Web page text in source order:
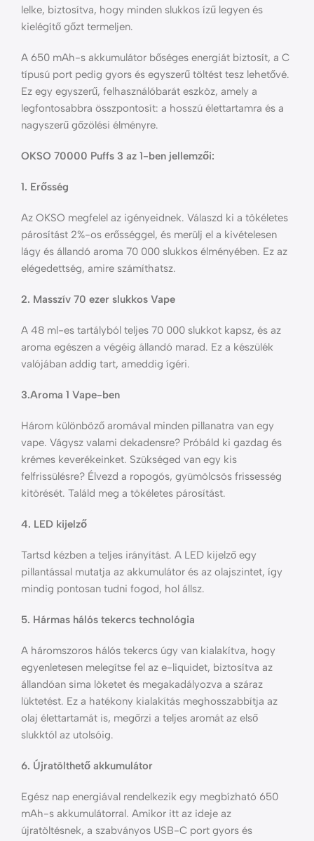
lelke, biztosítva, hogy minden slukkos ízű legyen és
kielégítő gőzt termeljen.
A 650 mAh-s akkumulátor bőséges energiát biztosít, a C
típusú port pedig gyors és egyszerű töltést tesz lehetővé.
Ez egy egyszerű, felhasználóbarát eszköz, amely a
legfontosabbra összpontosít: a hosszú élettartamra és a
nagyszerű gőzölési élményre.
OKSO 70000 Puffs 3 az 1-ben jellemzői:
1. Erősség
Az OKSO megfelel az igényeidnek. Válaszd ki a tökéletes
párosítást 2%-os erősséggel, és merülj el a kivételesen
lágy és állandó aroma 70 000 slukkos élményében. Ez az
elégedettség, amire számíthatsz.
2. Masszív 70 ezer slukkos Vape
A 48 ml-es tartályból teljes 70 000 slukkot kapsz, és az
aroma egészen a végéig állandó marad. Ez a készülék
valójában addig tart, ameddig ígéri.
3.Aroma 1 Vape-ben
Három különböző aromával minden pillanatra van egy
vape. Vágysz valami dekadensre? Próbáld ki gazdag és
krémes keverékeinket. Szükséged van egy kis
felfrissülésre? Élvezd a ropogós, gyümölcsös frissesség
kitörését. Találd meg a tökéletes párosítást.
4. LED kijelző
Tartsd kézben a teljes irányítást. A LED kijelző egy
pillantással mutatja az akkumulátor és az olajszintet, így
mindig pontosan tudni fogod, hol állsz.
5. Hármas hálós tekercs technológia
A háromszoros hálós tekercs úgy van kialakítva, hogy
egyenletesen melegítse fel az e-liquidet, biztosítva az
állandóan sima löketet és megakadályozva a száraz
lüktetést. Ez a hatékony kialakítás meghosszabbítja az
olaj élettartamát is, megőrzi a teljes aromát az első
slukktól az utolsóig.
6. Újratölthető akkumulátor
Egész nap energiával rendelkezik egy megbízható 650
mAh-s akkumulátorral. Amikor itt az ideje az
újratöltésnek, a szabványos USB-C port gyors és